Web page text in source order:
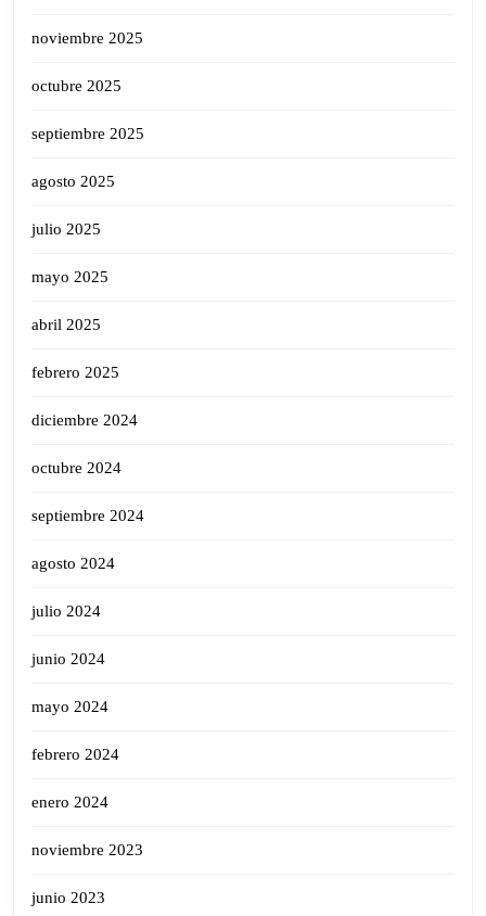
noviembre 2025
octubre 2025
septiembre 2025
agosto 2025
julio 2025
mayo 2025
abril 2025
febrero 2025
diciembre 2024
octubre 2024
septiembre 2024
agosto 2024
julio 2024
junio 2024
mayo 2024
febrero 2024
enero 2024
noviembre 2023
junio 2023